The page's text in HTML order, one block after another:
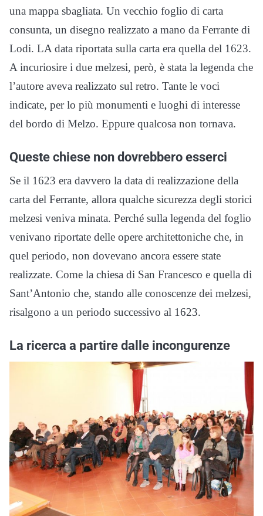
una mappa sbagliata. Un vecchio foglio di carta
consunta, un disegno realizzato a mano da Ferrante di
Lodi. LA data riportata sulla carta era quella del 1623.
A incuriosire i due melzesi, però, è stata la legenda che
l’autore aveva realizzato sul retro. Tante le voci
indicate, per lo più monumenti e luoghi di interesse
del bordo di Melzo. Eppure qualcosa non tornava.
Queste chiese non dovrebbero esserci
Se il 1623 era davvero la data di realizzazione della
carta del Ferrante, allora qualche sicurezza degli storici
melzesi veniva minata. Perché sulla legenda del foglio
venivano riportate delle opere architettoniche che, in
quel periodo, non dovevano ancora essere state
realizzate. Come la chiesa di San Francesco e quella di
Sant’Antonio che, stando alle conoscenze dei melzesi,
risalgono a un periodo successivo al 1623.
La ricerca a partire dalle incongurenze